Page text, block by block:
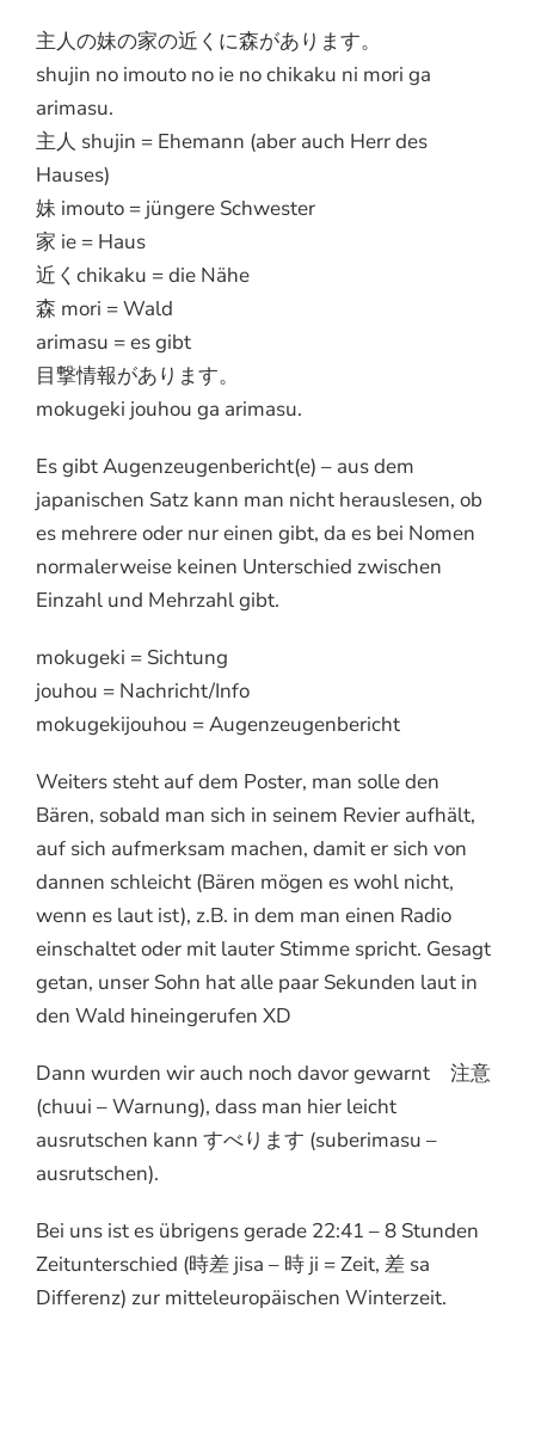
主人の妹の家の近くに森があります。
shujin no imouto no ie no chikaku ni mori ga
arimasu.
主人 shujin = Ehemann (aber auch Herr des
Hauses)
妹 imouto = jüngere Schwester
家 ie = Haus
近くchikaku = die Nähe
森 mori = Wald
arimasu = es gibt
目撃情報があります。
mokugeki jouhou ga arimasu.
Es gibt Augenzeugenbericht(e) – aus dem
japanischen Satz kann man nicht herauslesen, ob
es mehrere oder nur einen gibt, da es bei Nomen
normalerweise keinen Unterschied zwischen
Einzahl und Mehrzahl gibt.
mokugeki = Sichtung
jouhou = Nachricht/Info
mokugekijouhou = Augenzeugenbericht
Weiters steht auf dem Poster, man solle den
Bären, sobald man sich in seinem Revier aufhält,
auf sich aufmerksam machen, damit er sich von
dannen schleicht (Bären mögen es wohl nicht,
wenn es laut ist), z.B. in dem man einen Radio
einschaltet oder mit lauter Stimme spricht. Gesagt
getan, unser Sohn hat alle paar Sekunden laut in
den Wald hineingerufen XD
Dann wurden wir auch noch davor gewarnt 注意
(chuui – Warnung), dass man hier leicht
ausrutschen kann すべります (suberimasu –
ausrutschen).
Bei uns ist es übrigens gerade 22:41 – 8 Stunden
Zeitunterschied (時差 jisa – 時 ji = Zeit, 差 sa
Differenz) zur mitteleuropäischen Winterzeit.